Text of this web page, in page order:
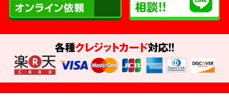
各種クレジットカード対応!!